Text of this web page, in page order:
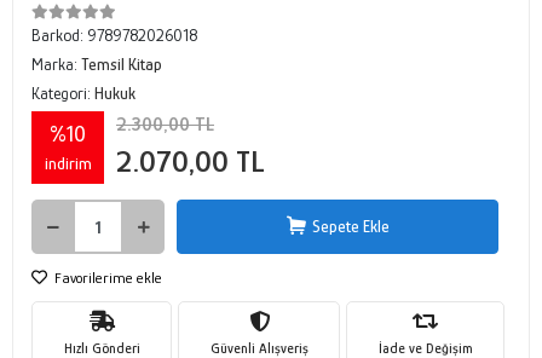
Barkod: 9789782026018
Marka: Temsil Kitap
Kategori: Hukuk
%10
indirim
2.300,00 TL
2.070,00 TL
Sepete Ekle
Favorilerime ekle
Hızlı Gönderi Güvenli Alışveriş İade ve Değişim